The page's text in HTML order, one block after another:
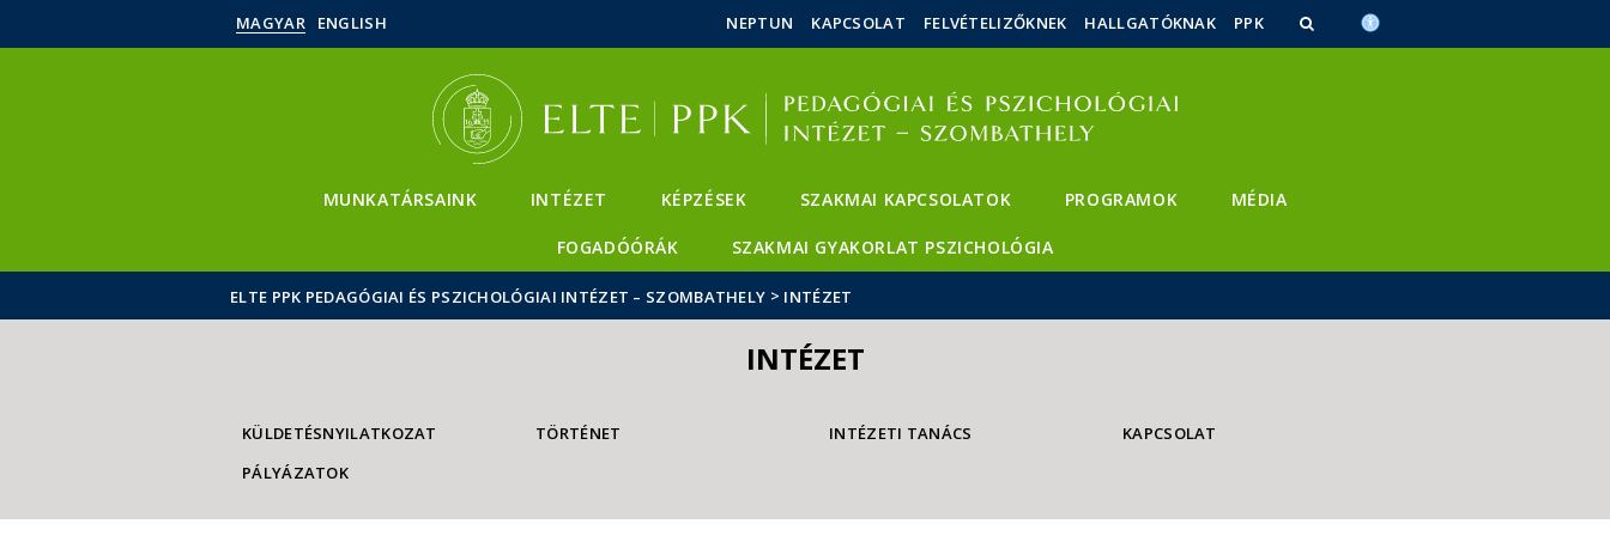
Hírek
Események
ELTE a
MAGYAR ENGLISH NEPTUN KAPCSOLAT FELVÉTELIZŐKNEK HALLGATÓKNAK PPK
MUNKATÁRSAINK INTÉZET KÉPZÉSEK SZAKMAI KAPCSOLATOK PROGRAMOK MÉDIA
FOGADÓÓRÁK SZAKMAI GYAKORLAT PSZICHOLÓGIA
ELTE PPK PEDAGÓGIAI ÉS PSZICHOLÓGIAI INTÉZET – SZOMBATHELY > INTÉZET
INTÉZET
KÜLDETÉSNYILATKOZAT TÖRTÉNET INTÉZETI TANÁCS
KAPCSOLAT
PÁLYÁZATOK